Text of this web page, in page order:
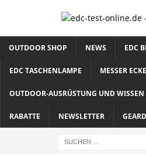
OUTDOOR SHOP NEWS EDC
EDC TASCHENLAMPE MESSER ECKE
OUTDOOR-AUSRÜSTUNG UND WISSEN
RABATTE NEWSLETTER